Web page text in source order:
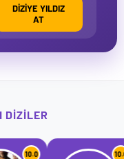
DİZİYE YILDIZ
AT
DIZILER
10.0